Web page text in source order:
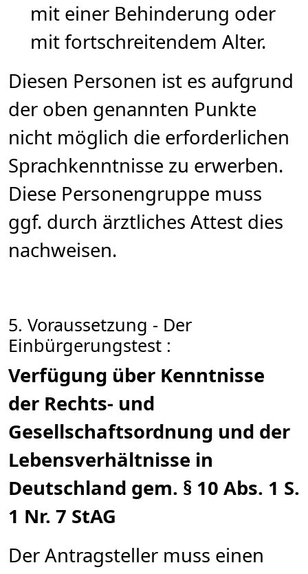
mit einer Behinderung oder
mit fortschreitendem Alter.
Diesen Personen ist es aufgrund
der oben genannten Punkte
nicht möglich die erforderlichen
Sprachkenntnisse zu erwerben.
Diese Personengruppe muss
ggf. durch ärztliches Attest dies
nachweisen.
5. Voraussetzung - Der
Einbürgerungstest :
Verfügung über Kenntnisse
der Rechts- und
Gesellschaftsordnung und der
Lebensverhältnisse in
Deutschland gem. § 10 Abs. 1 S.
1 Nr. 7 StAG
Der Antragsteller muss einen